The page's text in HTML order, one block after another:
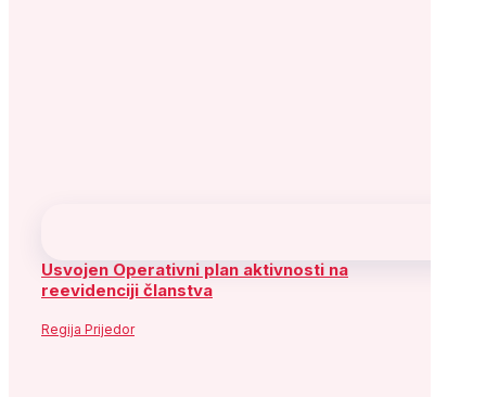
Usvojen Operativni plan aktivnosti na
reevidenciji članstva
Regija Prijedor